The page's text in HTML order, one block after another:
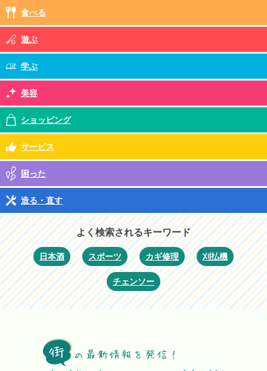
食べる
遊ぶ
学ぶ
美容
ショッピング
サービス
困った
造る・直す
よく検索されるキーワード
日本酒 スポーツ カギ修理 刈払機
チェンソー